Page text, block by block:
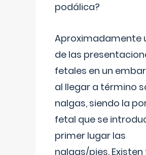
podálica?
Aproximadamente
de las
fetales en un
al llegar a término
nalgas, siendo la
fetal que se
primer lugar las
nalgas/pies. Existen